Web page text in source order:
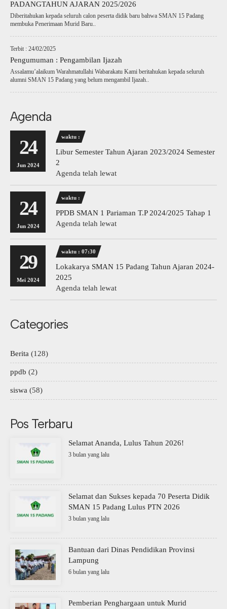
PADANGTAHUN AJARAN 2025/2026
Diberitahukan kepada seluruh calon peserta didik baru bahwa SMAN 15 Padang
membuka Penerimaan Murid Baru..
Terbit : 24/02/2025
Pengumuman : Pengambilan Ijazah
Assalamu’alaikum Warahmatullahi Wabarakatu Kami beritahukan kepada seluruh
alumni SMAN 15 Padang yang belum mengambil Ijazah..
Agenda
24
Jun 2024
waktu :
Libur Semester Tahun Ajaran 2023/2024 Semester
2
Agenda telah lewat
24
Jun 2024
waktu :
PPDB SMAN 1 Pariaman T.P 2024/2025 Tahap 1
Agenda telah lewat
29
Mei 2024
waktu : 07:30
Lokakarya SMAN 15 Padang Tahun Ajaran 2024-
2025
Agenda telah lewat
Categories
Berita (128)
ppdb (2)
siswa (58)
Pos Terbaru
Selamat Ananda, Lulus Tahun 2026!
3 bulan yang lalu
Selamat dan Sukses kepada 70 Peserta Didik
SMAN 15 Padang Lulus PTN 2026
3 bulan yang lalu
Bantuan dari Dinas Pendidikan Provinsi
Lampung
6 bulan yang lalu
Pemberian Penghargaan untuk Murid